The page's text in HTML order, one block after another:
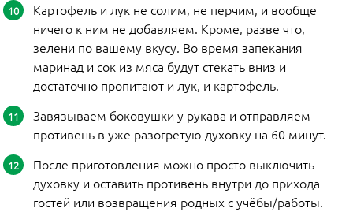
Картофель и лук не солим, не перчим, и вообще
ничего к ним не добавляем. Кроме, разве что,
зелени по вашему вкусу. Во время запекания
маринад и сок из мяса будут стекать вниз и
достаточно пропитают и лук, и картофель.
Завязываем боковушки у рукава и отправляем
противень в уже разогретую духовку на 60 минут.
После приготовления можно просто выключить
духовку и оставить противень внутри до прихода
гостей или возвращения родных с учёбы/работы.